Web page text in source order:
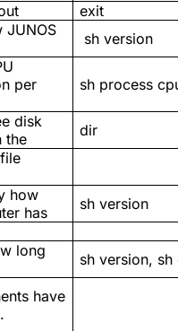
exit
JUNOS
sh version
per
sh process
disk
the
dir
how
has
sh version
long
sh version, sh
have